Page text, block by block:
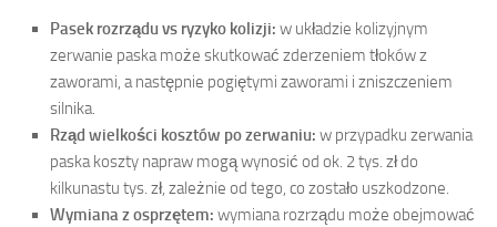
Pasek rozrządu vs ryzyko kolizji: w układzie kolizyjnym
zerwanie paska może skutkować zderzeniem tłoków z
zaworami, a następnie pogiętymi zaworami i zniszczeniem
silnika.
Rząd wielkości kosztów po zerwaniu: w przypadku zerwania
paska koszty napraw mogą wynosić od ok. 2 tys. zł do
kilkunastu tys. zł, zależnie od tego, co zostało uszkodzone.
Wymiana z osprzętem: wymiana rozrządu może obejmować